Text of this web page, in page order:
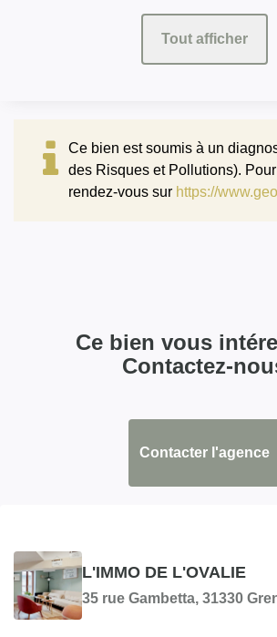
l'encadrement des
loyers
Surface terrain 1500 m2
Jardin Oui
Année construction
Tout afficher
Ce bien est soumis à un
des Risques et Pollutions).
rendez-vous sur https://
Ce bien vous
Contactez-
Contacter l'agence
L'IMMO DE L'OVALIE
35 rue Gambetta, 31330